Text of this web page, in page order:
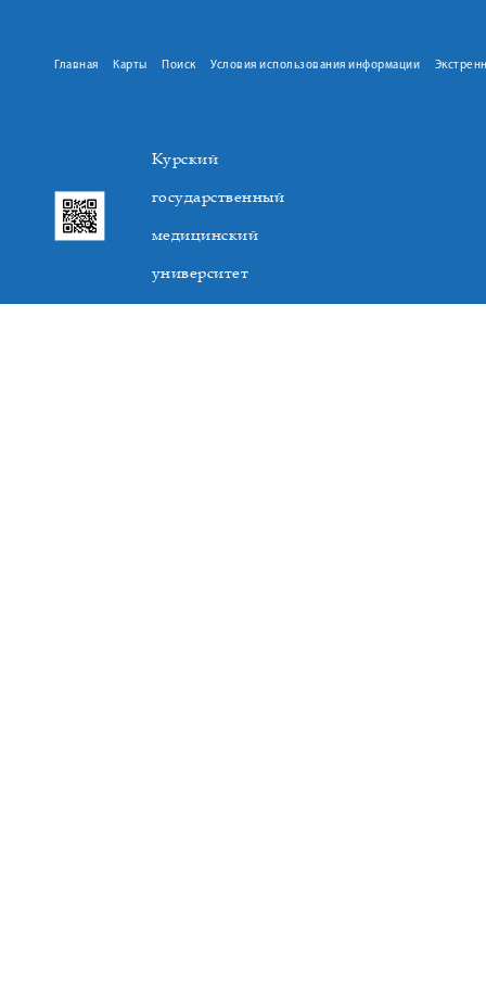
Главная Карты Поиск Условия использования информации
Курский
государственный
медицинский
университет